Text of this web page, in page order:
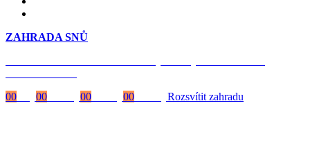
ZAHRADA SNŮ
00
00 00 00 Rozsvítit zahradu